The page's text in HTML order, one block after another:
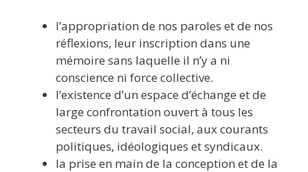
l’appropriation de nos paroles et de nos
réflexions, leur inscription dans une
mémoire sans laquelle il n’y a ni
conscience ni force collective.
l’existence d’un espace d’échange et de
large confrontation ouvert à tous les
secteurs du travail social, aux courants
politiques, idéologiques et syndicaux.
la prise en main de la conception et de la